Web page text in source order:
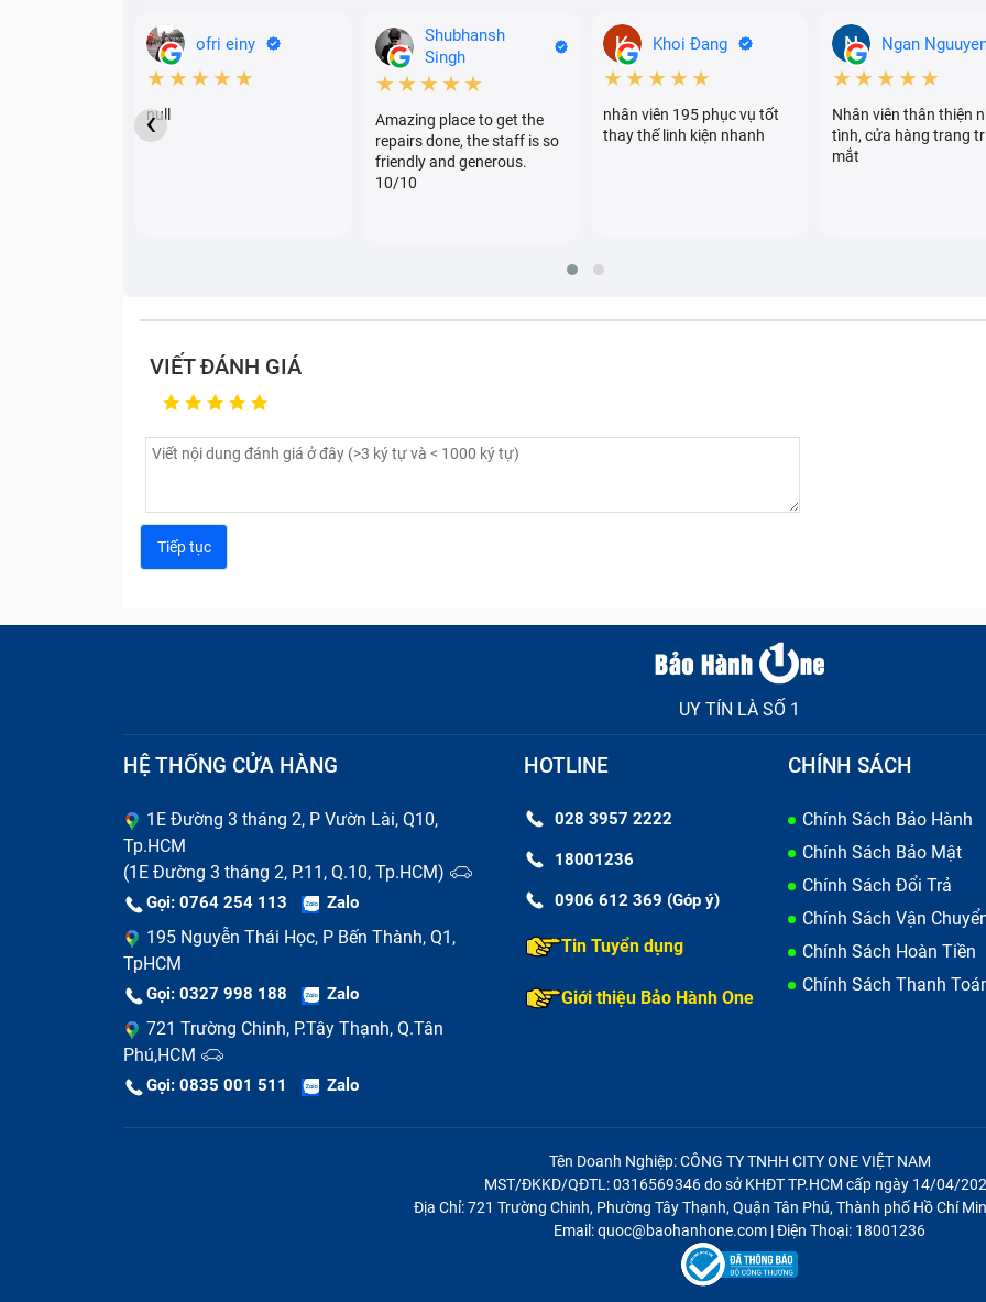
ofri einy
★★★★★
null
Shubhansh
Singh
★★★★★
Amazing place to get the
repairs done, the staff is so
friendly and generous.
10/10
Khoi Đang
★★★★★
nhân viên 195 phục vụ tốt
thay thế linh kiện nhanh
Ngan
★★★★★
Nhân viên thân thiện
tình, cửa hàng trang
mắt
‹
VIẾT ĐÁNH GIÁ
UY TÍN LÀ SỐ 1
HỆ THỐNG CỬA HÀNG
1E Đường 3 tháng 2, P Vườn Lài, Q10,
Tp.HCM
(1E Đường 3 tháng 2, P.11, Q.10, Tp.HCM)
Gọi: 0764 254 113 Zalo
195 Nguyễn Thái Học, P Bến Thành, Q1,
TpHCM
Gọi: 0327 998 188 Zalo
721 Trường Chinh, P.Tây Thạnh, Q.Tân
Phú,HCM
Gọi: 0835 001 511 Zalo
HOTLINE
028 3957 2222
18001236
0906 612 369 (Góp ý)
Tin Tuyển dụng
Giới thiệu Bảo Hành One
CHÍNH SÁCH
Chính Sách Bảo Hành
Chính Sách Bảo Mật
Chính Sách Đổi Trả
Chính Sách Vận
Chính Sách Hoàn Tiền
Chính Sách Thanh
Tên Doanh Nghiệp: CÔNG TY TNHH CITY ONE VIỆT NAM
MST/ĐKKD/QĐTL: 0316569346 do sở KHĐT TP.HCM cấp ngày 14/04/
Địa Chỉ: 721 Trường Chinh, Phường Tây Thạnh, Quận Tân Phú, Thành phố Hồ Chí
Email: quoc@baohanhone.com | Điện Thoại: 18001236